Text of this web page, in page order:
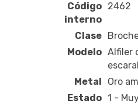
Código
interno
2462
Clase
Modelo Alfiler
Metal
Oro
Estado 1 -